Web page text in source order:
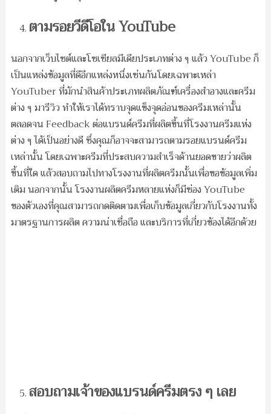
ตามรอยวีดีโอใน YouTube
นอกจากเว็บไซต์และโซเชียลมีเดียประเภทต่าง ๆ แล้ว YouTube ก็
เป็นแหล่งข้อมูลที่ดีอีกแหล่งหนึ่งเช่นกันโดยเฉพาะเหล่า
YouTuber ที่มักนำสินค้าประเภทผลิตภัณฑ์เครื่องสำอางและครีม
ต่าง ๆ มารีวิว ทำให้เราได้ทราบจุดแข็งจุดอ่อนของครีมเหล่านั้น
ตลอดจน Feedback ต่อแบรนด์ครีมที่ผลิตขึ้นที่โรงงานครีมแห่ง
ต่าง ๆ ได้เป็นอย่างดี ซึ่งคุณก็อาจจะสามารถตามรอยแบรนด์ครีม
เหล่านั้น โดยเฉพาะครีมที่ประสบความสำเร็จด้านยอดขายว่าผลิต
ขึ้นที่ใด แล้วสอบถามไปทางโรงงานที่ผลิตครีมนั้นเพื่อขอข้อมูลเพิ่ม
เติม นอกจากนั้น โรงงานผลิตครีมหลายแห่งก็มีช่อง YouTube
ของตัวเองที่คุณสามารถกดติดตามเพื่อเก็บข้อมูลเกี่ยวกับโรงงานทั้ง
มาตรฐานการผลิต ความน่าเชื่อถือ และบริการที่เกี่ยวข้องได้อีกด้วย
สอบถามเจ้าของแบรนด์ครีมตรง ๆ เลย